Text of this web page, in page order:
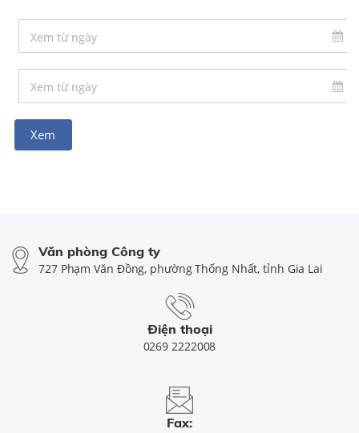
Văn phòng Công ty
727 Phạm Văn Đồng, phường Thống Nhất, tỉnh Gia Lai
Điện thoại
0269 2222008
Fax: